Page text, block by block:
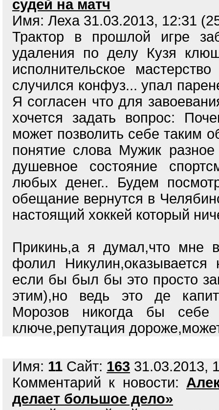
судей на матч
Имя: Леха 31.03.2013, 12:31
Трактор в прошлой игре
удаления по делу Кузя
исполнительское
случился конфуз... упал
Я согласен что для
хочется задать вопрос:
может позволить себе таким
понятие слова Мужик
душевное состояние
любых денег.. Будем
обещание вернутся в
настоящий хоккей который
Прикинь,а я думал,что мне
фолил
если бы был бы это просто
этим),но ведь это де
Морозов никогда бы
ключе,репутация
Имя: 11 Сайт: 163 31.03.2013,
Комментарий к новости:
делает большое дело»